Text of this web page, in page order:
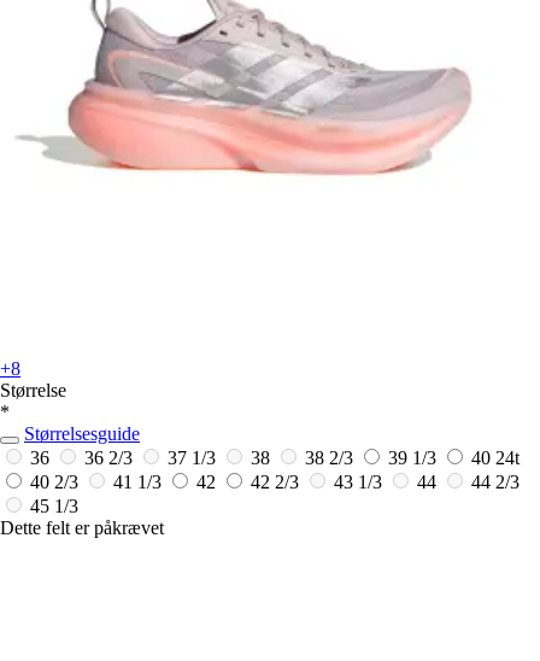
+8
Størrelse
*
Størrelsesguide
36
36 2/3 37 1/3 38 38 2/3 39 1/3 40 24t
40 2/3
41 1/3 42 42 2/3 43 1/3 44
44 2/3
45 1/3
Dette felt er påkrævet